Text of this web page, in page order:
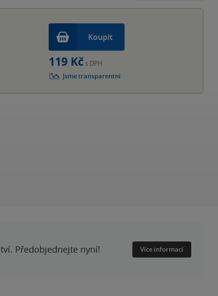
Koupit
119 Kč s DPH
Jsme transparentní
Předobjednejte nyní! Více informací